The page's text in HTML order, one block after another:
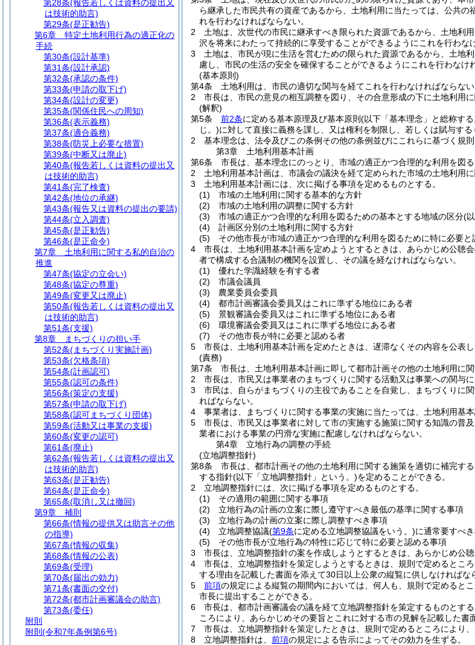
ら継承した市民共有の資産であるから、土地利用に当たっては、公共
れを行わなければならない。
2
土地は、次世代の市民に継承すべき限られた資源であるから、土地利
沢を将来にわたって持続的に享受することができるようにこれを行わな
3
土地は、市民が現に生活を営むための限られた資源であるから、土地
慮し、市民の生活の安全を確保することができるようにこれを行わなけ
(基本原則)
第4条
土地利用は、市民の適切な関与を経てこれを行わなければならない
2
市長は、市民の意見の相互調整を図り、その合意形成の下に土地利用
(解釈)
第5条
前2条に定める基本原理及び基本原則 (以下「基本理念」と総称す
じ。)に対して直接に義務を課し、又は権利を制限し、若しくは賦与する
2
基本理念は、法令及びこの条例その他の条例並びにこれらに基づく規
第3章
土地利用基本計画
第6条
市長は、基本理念にのっとり、市域の適正かつ合理的な利用を図
2
土地利用基本計画は、市議会の議決を経て定められた市域の土地利用
3
土地利用基本計画には、次に掲げる事項を定めるものとする。
(1)
市域の土地利用に関する基本的な方針
(2)
市域の土地利用の調整に関する方針
(3)
市域の適正かつ合理的な利用を図るための基本とする地域の区分(
(4)
計画区分別の土地利用に関する方針
(5)
その他市長が市域の適正かつ合理的な利用を図るために特に必要と
4
市長は、土地利用基本計画を定めようとするときは、あらかじめ公聴
者で構成する合議制の機関を設置し、その議を経なければならない。
(1)
優れた学識経験を有する者
(2)
市議会議員
(3)
農業委員会委員
(4)
都市計画審議会委員又はこれに準ずる地位にある者
(5)
景観審議会委員又はこれに準ずる地位にある者
(6)
環境審議会委員又はこれに準ずる地位にある者
(7)
その他市長が特に必要と認める者
5
市長は、土地利用基本計画を定めたときは、遅滞なくその内容を公表し
(責務)
第7条
市長は、土地利用基本計画に即して都市計画その他の土地利用に
2
市長は、市民又は事業者のまちづくりに関する活動又は事業への関与
3
市民は、自らがまちづくりの主役であることを自覚し、まちづくりに
ればならない。
4
事業者は、まちづくりに関する事業の実施に当たっては、土地利用基
5
市長は、市民又は事業者に対して市の実施する施策に関する知識の普
業者における事業の円滑な実施に配慮しなければならない。
第4章
立地行為の調整の手続
(立地調整指針)
第8条
市長は、都市計画その他の土地利用に関する施策を適切に補完す
する指針(以下「立地調整指針」という。)を定めることができる。
2
立地調整指針には、次に掲げる事項を定めるものとする。
(1)
その適用の範囲に関する事項
(2)
立地行為の計画の立案に際し遵守すべき最低の基準に関する事項
(3)
立地行為の計画の立案に際し調整すべき事項
(4)
立地調整協議(第9条に定める立地調整協議をいう。)に通常要すべ
(5)
その他市長が立地行為の特性に応じて特に必要と認める事項
3
市長は、立地調整指針の案を作成しようとするときは、あらかじめ公
4
市長は、立地調整指針を策定しようとするときは、規則で定めるとこ
する理由を記載した書面を添えて30日以上公衆の縦覧に供しなければな
5
前項の規定による縦覧の期間内においては、何人も、規則で定めると
市長に提出することができる。
6
市長は、都市計画審議会の議を経て立地調整指針を策定するものとする
ころにより、あらかじめその要旨とこれに対する市の見解を記載した書
7
市長は、立地調整指針を策定したときは、規則で定めるところにより
8
立地調整指針は、 前項の規定による告示によってその効力を生ずる。
第28条(報告若しくは資料の提出又
は技術的助言)
第29条(是正勧告)
第6章
特定土地利用行為の適正化の
手続
第30条(設計基準)
第31条(設計承認)
第32条(承認の条件)
第33条(申請の取下げ)
第34条(設計の変更)
第35条(関係住民への周知)
第36条(表示義務)
第37条(適合義務)
第38条(防災上必要な措置)
第39条(中断又は廃止)
第40条(報告若しくは資料の提出又
は技術的助言)
第41条(完了検査)
第42条(地位の承継)
第43条(報告又は資料の提出の要請)
第44条(立入調査)
第45条(是正勧告)
第46条(是正命令)
第7章
土地利用に関する私的自治の
推進
第47条(協定の立会い)
第48条(協定の尊重)
第49条(変更又は廃止)
第50条(報告若しくは資料の提出又
は技術的助言)
第51条(支援)
第8章
まちづくりの担い手
第52条(まちづくり実施計画)
第53条(欠格条項)
第54条(計画認可)
第55条(認可の条件)
第56条(策定の支援)
第57条(申請の取下げ)
第58条(認可まちづくり団体)
第59条(活動又は事業の支援)
第60条(変更の認可)
第61条(廃止)
第62条(報告若しくは資料の提出又
は技術的助言)
第63条(是正勧告)
第64条(是正命令)
第65条(取消し又は撤回)
第9章
補則
第66条(情報の提供又は助言その他
の指導)
第67条(情報の収集)
第68条(情報の公表)
第69条(受理)
第70条(届出の効力)
第71条(書面の交付)
第72条(都市計画審議会の助言)
第73条(委任)
附則
附則 (令和7年条例第6号)